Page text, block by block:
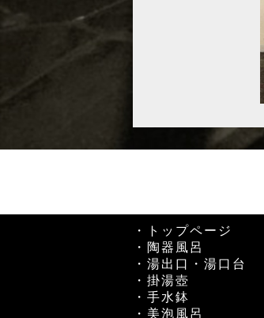
・トップページ
・陶器風呂
・湯出口・湯口台
・掛湯壺
・手水鉢
・美泡風呂